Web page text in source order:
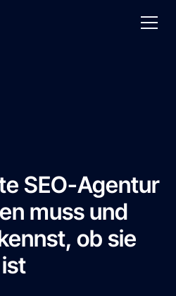
SEO-Agentur
muss und
ob sie